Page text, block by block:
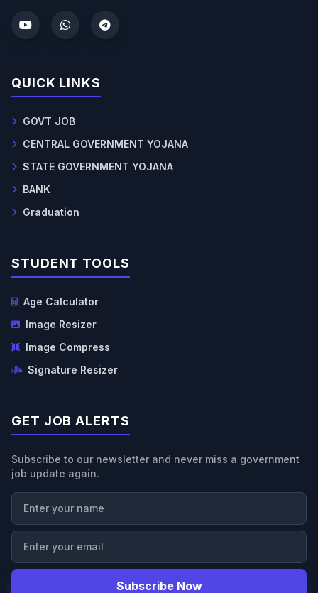
QUICK LINKS
GOVT JOB
CENTRAL GOVERNMENT YOJANA
STATE GOVERNMENT YOJANA
BANK
Graduation
STUDENT TOOLS
Age Calculator
Image Resizer
Image Compress
Signature Resizer
GET JOB ALERTS
Subscribe to our newsletter and never miss a government
job update again.
Subscribe Now